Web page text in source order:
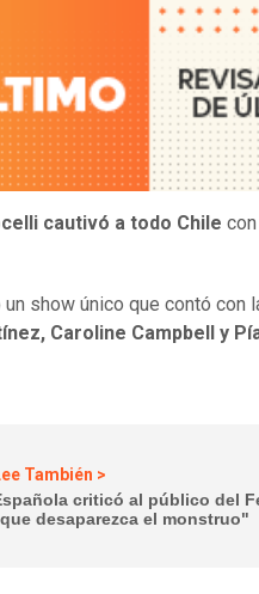
cautivó a todo Chile
show único que contó con
Caroline Campbell y
También >
criticó al público del
desaparezca el monstruo"